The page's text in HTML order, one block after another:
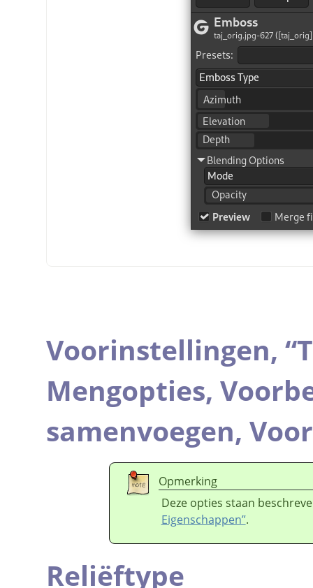
Voorinstellingen, “
Mengopties,
samenvoegen,
Opmerking
Deze opties staan
Eigenschappen”.
Reliëftype